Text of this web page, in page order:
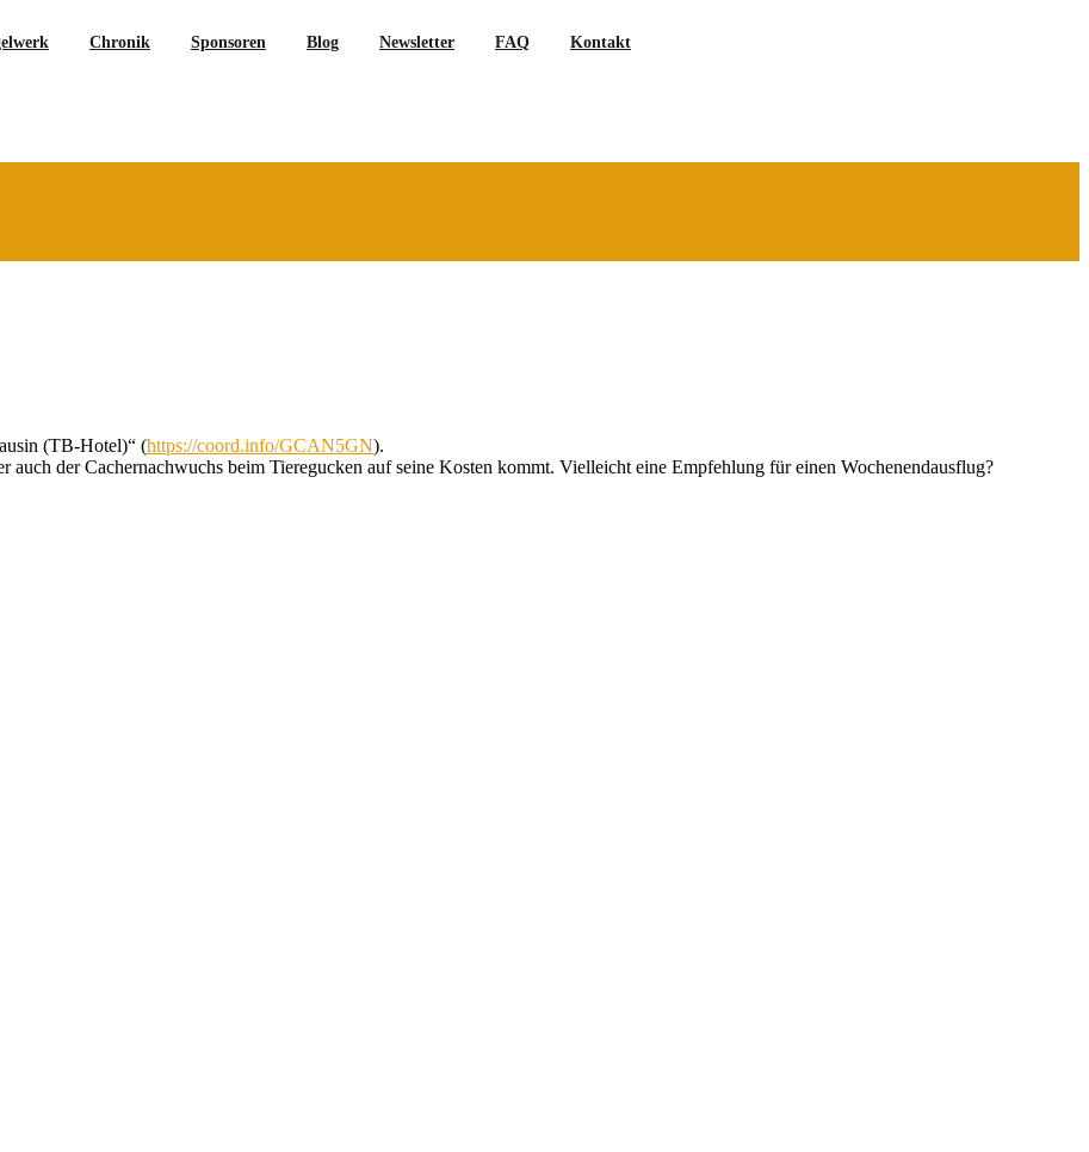
Chronik Sponsoren Blog Newsletter FAQ Kontakt
(TB-Hotel)“ (https://coord.info/GCAN5GN).
der Cachernachwuchs beim Tieregucken auf seine Kosten kommt. Vielleicht eine Empfehlung für einen Wochenendausflug?